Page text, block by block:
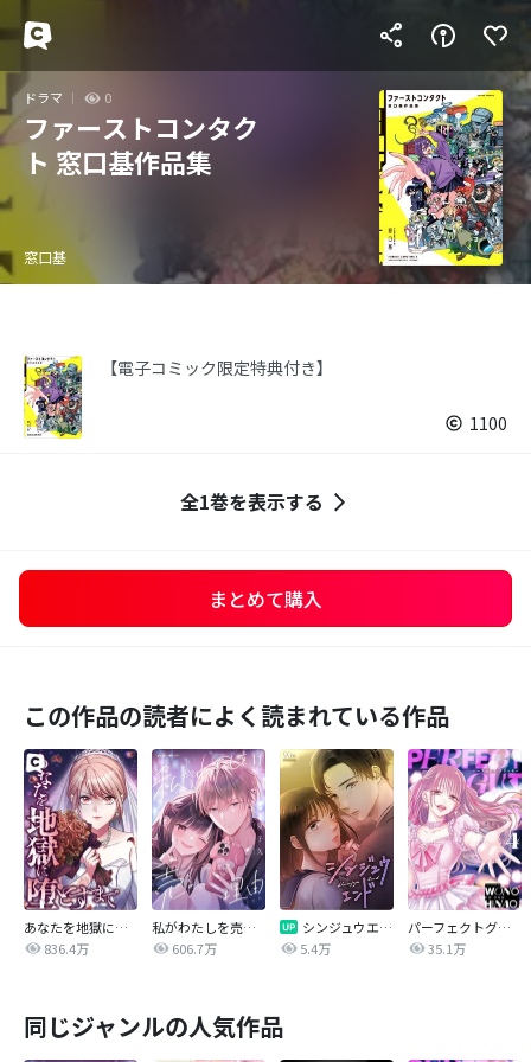
ドラマ 0
ファーストコンタク
ト 窓口基作品集
窓口基
【電子コミック限定特典付き】
1100
全1巻を表示する
まとめて購入
この作品の読者によく読まれている作品
あなたを地獄に堕とすまで
836.4万
私がわたしを売る理由
606.7万
シンジュウエンド【タテヨミ】
5.4万
パーフェクトグリッター
35.1万
同じジャンルの人気作品